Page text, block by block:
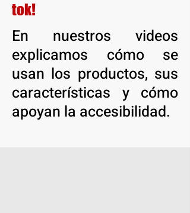
tok!
En nuestros videos
explicamos cómo se
usan los productos, sus
características y cómo
apoyan la accesibilidad.